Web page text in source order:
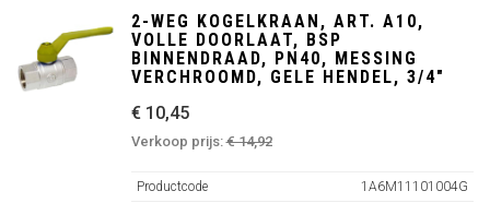
2-WEG KOGELKRAAN, ART. A10,
VOLLE DOORLAAT, BSP
BINNENDRAAD, PN40, MESSING
VERCHROOMD, GELE HENDEL, 3/4"
€ 10,45
Verkoop prijs:€ 14,92
Productcode
1A6M11101004G